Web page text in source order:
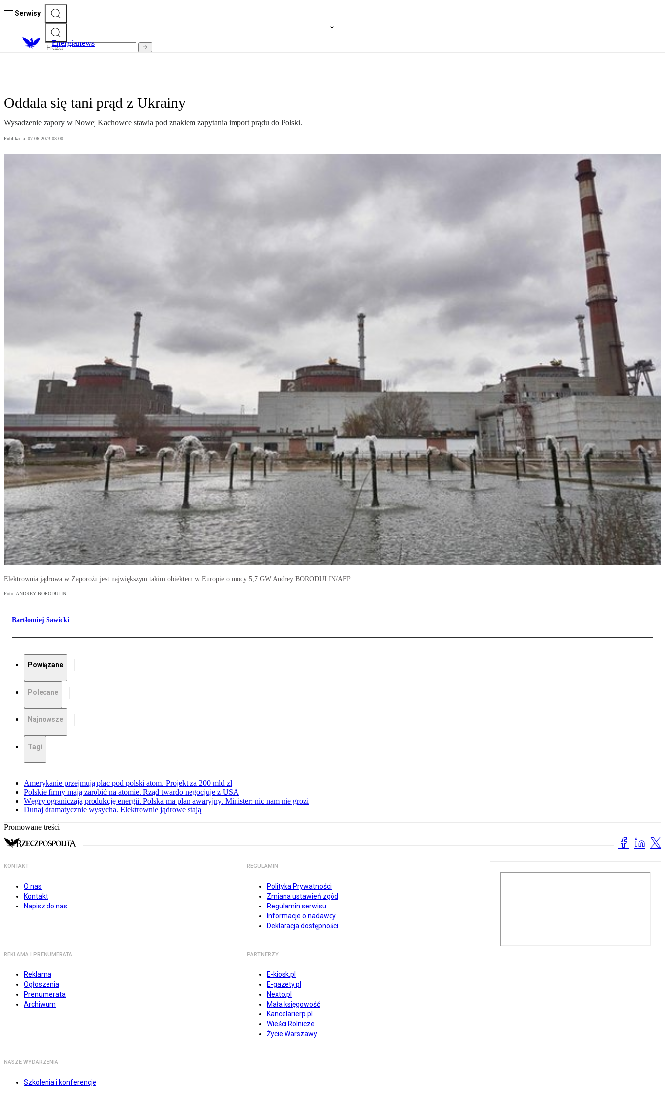
Serwisy
Energianews
Oddala się tani prąd z Ukrainy
Wysadzenie zapory w Nowej Kachowce stawia pod znakiem zapytania import prądu do Polski.
Publikacja: 07.06.2023 03:00
Elektrownia jądrowa w Zaporożu jest największym takim obiektem w Europie o mocy 5,7 GW Andrey BORODULIN/AFP
Foto: ANDREY BORODULIN
Bartłomiej Sawicki
Powiązane
Polecane
Najnowsze
Tagi
Amerykanie przejmują plac pod polski atom. Projekt za 200 mld zł
Polskie firmy mają zarobić na atomie. Rząd twardo negocjuje z USA
Węgry ograniczają produkcję energii. Polska ma plan awaryjny. Minister: nic nam nie grozi
Dunaj dramatycznie wysycha. Elektrownie jądrowe stają
Promowane treści
KONTAKT
O nas
Kontakt
Napisz do nas
REGULAMIN
Polityka Prywatności
Zmiana ustawień zgód
Regulamin serwisu
Informacje o nadawcy
Deklaracja dostępności
REKLAMA I PRENUMERATA
Reklama
Ogłoszenia
Prenumerata
Archiwum
PARTNERZY
E-kiosk.pl
E-gazety.pl
Nexto.pl
Mała księgowość
Kancelarierp.pl
Wieści Rolnicze
Życie Warszawy
NASZE WYDARZENIA
Szkolenia i konferencje